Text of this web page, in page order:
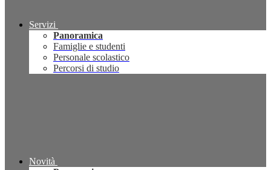
Servizi
Panoramica
Famiglie e studenti
Personale scolastico
Percorsi di studio
Novità